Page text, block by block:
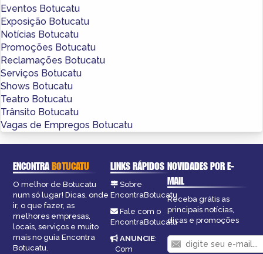
Eventos Botucatu
Exposição Botucatu
Notícias Botucatu
Promoções Botucatu
Reclamações Botucatu
Serviços Botucatu
Shows Botucatu
Teatro Botucatu
Trânsito Botucatu
Vagas de Empregos Botucatu
ENCONTRABOTUCATU
O melhor de Botucatu
num só lugar! Dicas, onde
ir, o que fazer, as
melhores empresas,
locais, serviços e muito
mais no guia Encontra
Botucatu.
LINKS RÁPIDOS
Sobre
EncontraBotucatu
Fale com o
EncontraBotucatu
ANUNCIE:
Com
NOVIDADES POR E-
MAIL
Receba grátis as
principais notícias,
dicas e promoções